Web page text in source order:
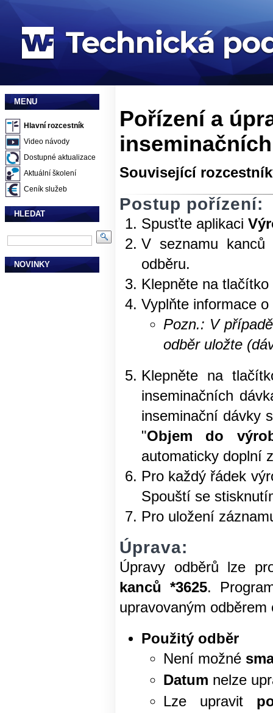
MENU
Hlavní rozcestník
Video návody
Dostupné aktualizace
Aktuální školení
Ceník služeb
HLEDAT
NOVINKY
Pořízení a
Související
Postup pořízení:
Spusťte aplikaci
V seznamu
odběru.
Klepněte na tlačítko
Vyplňte informace
Pozn.: V
odběr uložte
Klepněte na
inseminačních
inseminační dávky
"Objem do
automaticky doplní
Pro každý řádek
Spouští se
Pro uložení
Úprava:
Úpravy odběrů lze
kanců *3625.
upravovaným
Použitý odběr
Není možné
Datum nelze
Lze upravit